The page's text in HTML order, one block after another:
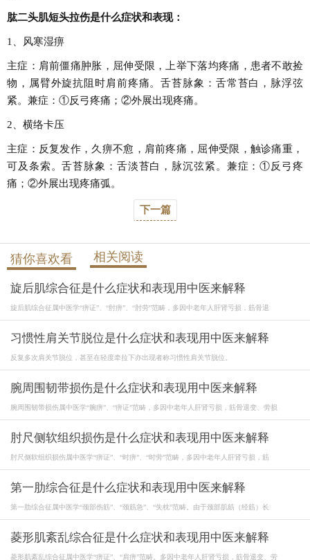
肱二头肌短头拉伤是什么症状和表现：
1、风寒湿痹
主症：肩前僵痛肿胀，屈伸受限，上举下落均疼痛，患者不敢捡
物，属臂外旋抗阻时肩前疼痛。舌苔脉象：舌常苔白，脉浮弦
紧。兼症：①反弓疼痛；②外展出现疼痛。
2、横络卡压
主症：反复发作，久痹不愈，肩前疼痛，屈伸受限，触诊痛重，
可及条索。舌苔脉象：舌淡苔白，脉沉弦紧。兼症：①反弓疼
痛；②外展出现疼痛弧。
下一篇
猜你喜欢看 相关阅读
旋后肌综合征是什么症状和表现用中医来解释
旋后肌综合征属中医学“痹证”、“肘痹”、“肘劳”范畴，多因中老年人肝肾亏损，筋骨退
习惯性肩关节脱位是什么症状和表现用中医来解释
反复多次肩关节脱位，甚至在轻度牵拉下亦出现者称习惯性肩关节脱位。
腕周围韧带损伤是什么症状和表现用中医来解释
腕周围韧带损伤属中医学“腕痹”、“痹证”范畴，多因中老年人肝肾亏损，筋骨退变、劳损
肘尺侧软组织损伤是什么症状和表现用中医来解释
肘尺侧软组织损伤属中医学“痹证”、“时痹”、“时劳”范畴，多因中老年人肝肾亏损，筋
第一肋综合征是什么症状和表现用中医来解释
第一肋综合征属中医学“颈部伤筋”、“颈筋急”、“失枕”范畴。由于颈部肌筋（经筋）长
菱形肌紊乱综合征是什么症状和表现用中医来解释
菱形肌紊乱综合征属中医学“痹证”、“肩痹”范畴。多因中老年人肝肾亏损，筋骨退变、劳